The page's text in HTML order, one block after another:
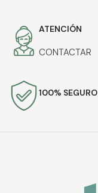
ATENCIÓN
CONTACTAR
100% SEGURO